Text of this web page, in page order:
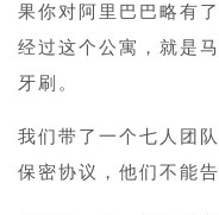
果你对阿里巴巴略有
经过这个公寓，就是
牙刷。
我们带了一个七人团
保密协议，他们不能